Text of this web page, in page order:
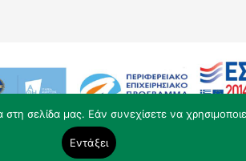
σελίδα μας. Εάν συνεχίσετε να
Εντάξει